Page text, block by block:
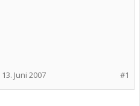
#1
13. Juni 2007